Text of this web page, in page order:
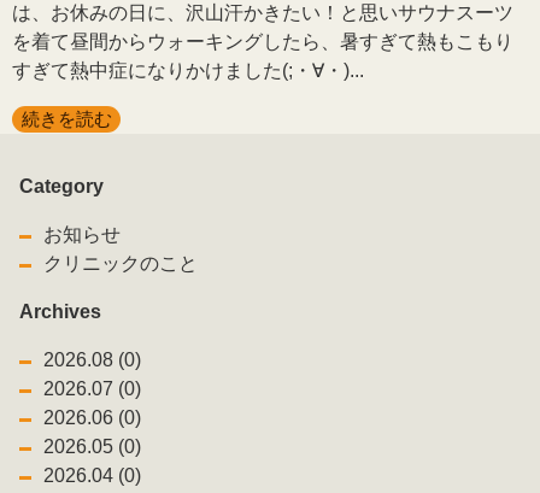
は、お休みの日に、沢山汗かきたい！と思いサウナスーツ
を着て昼間からウォーキングしたら、暑すぎて熱もこもり
すぎて熱中症になりかけました(;・∀・)...
続きを読む
Category
お知らせ
クリニックのこと
Archives
2026.08 (0)
2026.07 (0)
2026.06 (0)
2026.05 (0)
2026.04 (0)